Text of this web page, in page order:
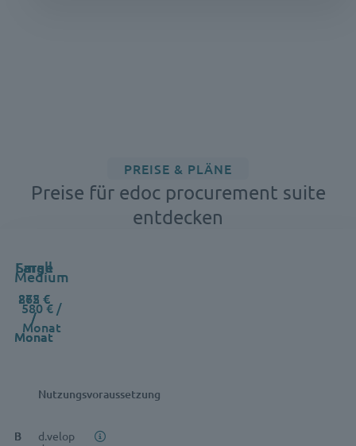
PREISE & PLÄNE
Preise für edoc procurement suite
entdecken
Feature
Small
265 €
/
Monat
Medium
580 € /
Monat
Large
872 €
/
Monat
Nutzungsvoraussetzung
d.velop
B
B
B